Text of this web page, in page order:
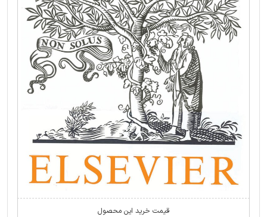
قیمت خرید این محصول